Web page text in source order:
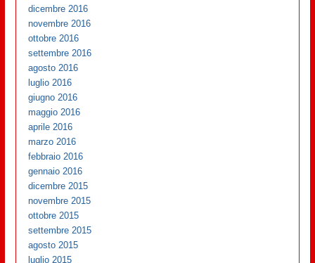
dicembre 2016
novembre 2016
ottobre 2016
settembre 2016
agosto 2016
luglio 2016
giugno 2016
maggio 2016
aprile 2016
marzo 2016
febbraio 2016
gennaio 2016
dicembre 2015
novembre 2015
ottobre 2015
settembre 2015
agosto 2015
luglio 2015